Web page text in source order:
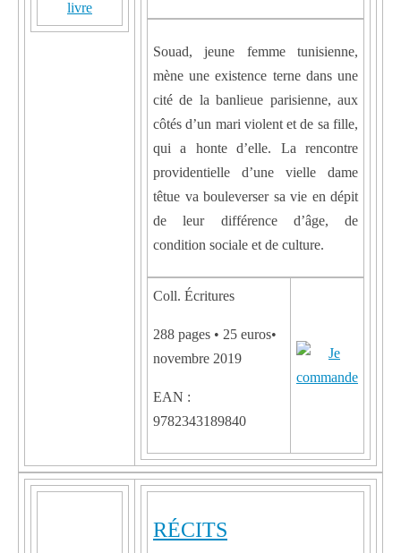
livre
Souad, jeune femme tunisienne,
mène une existence terne dans une
cité de la banlieue parisienne, aux
côtés d’un mari violent et de sa fille,
qui a honte d’elle. La rencontre
providentielle d’une vielle dame
têtue va bouleverser sa vie en dépit
de leur différence d’âge, de
condition sociale et de culture.
Coll. Écritures
288 pages • 25 euros•
novembre 2019
EAN :
9782343189840
RÉCITS